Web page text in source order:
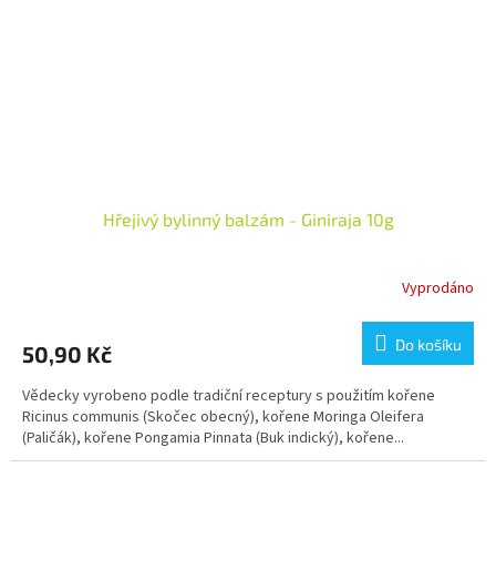
Hřejivý bylinný balzám - Giniraja 10g
Vyprodáno
50,90 Kč Do košíku
Vědecky vyrobeno podle tradiční receptury s použitím kořene
Ricinus communis (Skočec obecný), kořene Moringa Oleifera
(Paličák), kořene Pongamia Pinnata (Buk indický), kořene...